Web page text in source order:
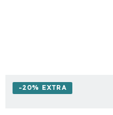
-20% EXTRA